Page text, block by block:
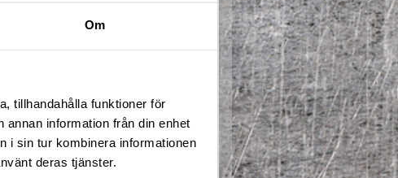
Om
tillhandahålla funktioner för
information från din enhet
i sin tur kombinera informationen
deras tjänster.